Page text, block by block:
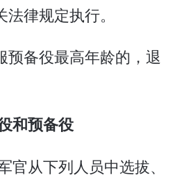
律规定执行。
预备役最高年龄的，退
和预备役
官从下列人员中选拔、